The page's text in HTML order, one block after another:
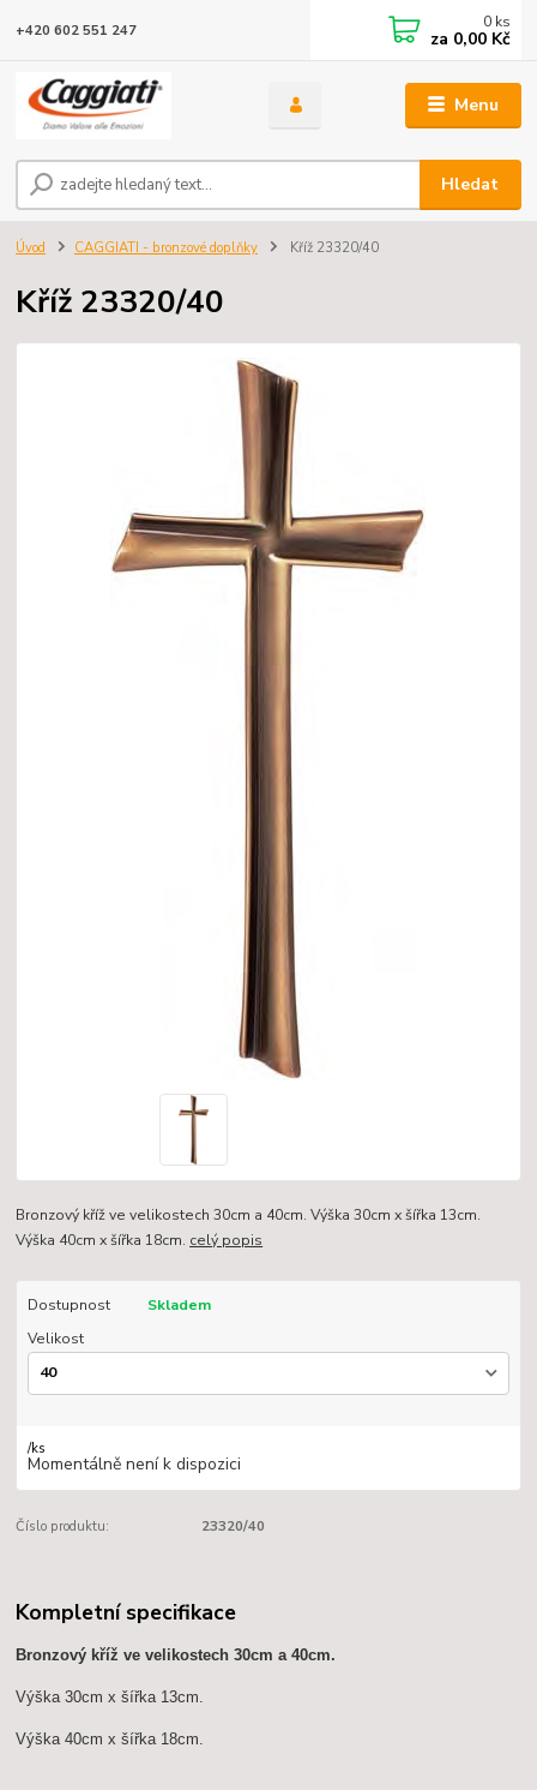
Menu
Hledat
+420 602 551 247 0 ks
za 0,00 Kč
Úvod CAGGIATI - bronzové doplňky Kříž 23320/40
Kříž 23320/40
Bronzový kříž ve velikostech 30cm a 40cm. Výška 30cm x šířka 13cm.
Výška 40cm x šířka 18cm. celý popis
Dostupnost
Skladem
Velikost
/ks
Momentálně není k dispozici
Číslo produktu: 23320/40
Kompletní specifikace
Bronzový kříž ve velikostech 30cm a 40cm.
Výška 30cm x šířka 13cm.
Výška 40cm x šířka 18cm.